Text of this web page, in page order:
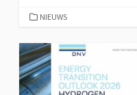
CATEGORIEËN
NIEUWS